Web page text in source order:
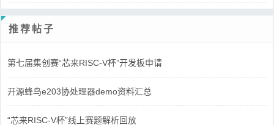
推荐帖子
第七届集创赛“芯来RISC-V杯”开发板申请
开源蜂鸟e203协处理器demo资料汇总
“芯来RISC-V杯”线上赛题解析回放